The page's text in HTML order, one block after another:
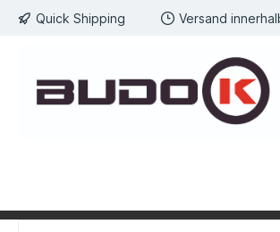
Zur Hauptnavigation
Quick Shipping Versand